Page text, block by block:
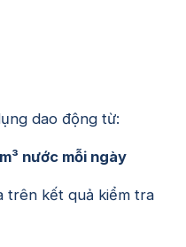
dao động từ:
nước mỗi ngày
trên kết quả kiểm tra